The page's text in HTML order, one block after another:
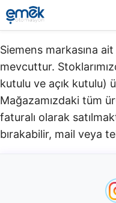
Siemens markasına
mevcuttur.
kutulu ve açık kutulu)
Mağazamızdaki tüm
faturalı olarak
bırakabilir, mail veya